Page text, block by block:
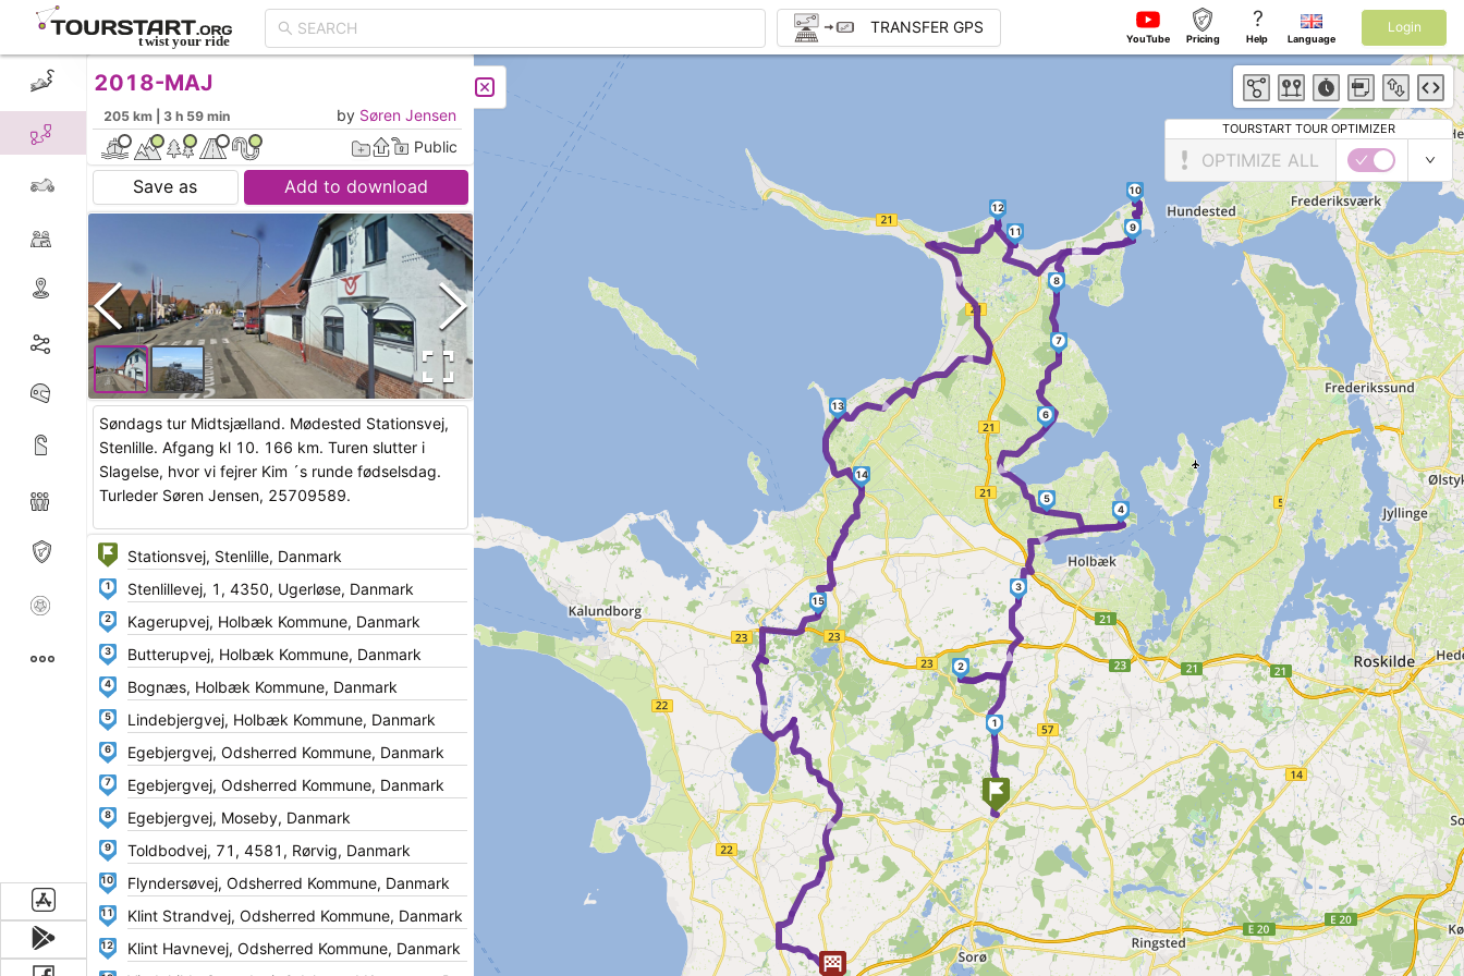
►
►
►
►
► ► ►
►
►
►
1
2
3
4
5
6
7
8
9
10
11
12
13
14
15
TRANSFER GPS
YouTube Pricing
?
Help Language
Login
CREATE TOUR
2018-MAJ
205 km | 3 h 59 min by Søren Jensen
Public
Save as Add to download
Søndags tur Midtsjælland. Mødested Stationsvej,
Stenlille. Afgang kl 10. 166 km. Turen slutter i
Slagelse, hvor vi fejrer Kim ´s runde fødselsdag.
Turleder Søren Jensen, 25709589.
1
2
3
4
5
6
7
8
9
10
11
12
TOURSTART TOUR OPTIMIZER
OPTIMIZE ALL